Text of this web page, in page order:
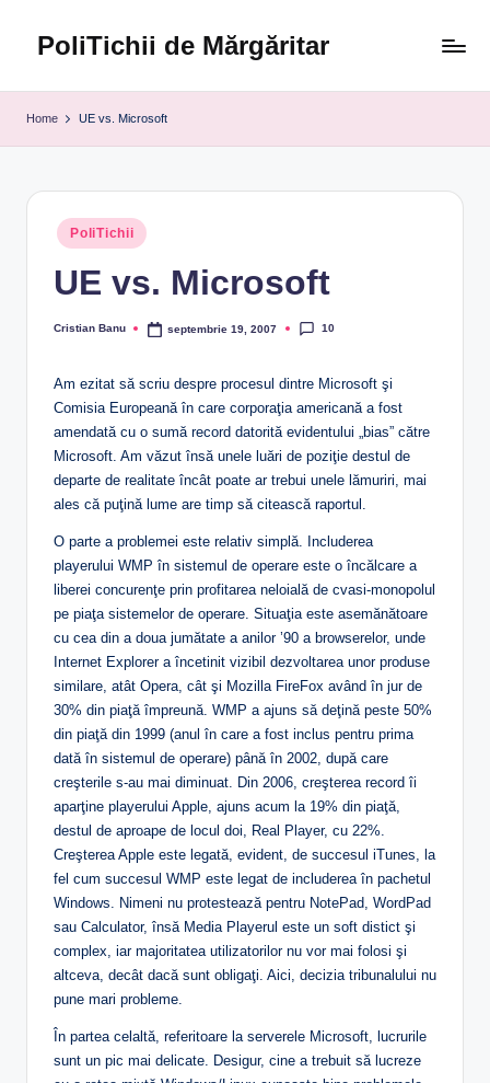
PoliTichii de Mărgăritar
Home UE vs. Microsoft
Posted
in
PoliTichii
UE vs. Microsoft
Posted
Cristian Banu septembrie 19, 2007 10
Am ezitat să scriu despre procesul dintre Microsoft şi
Comisia Europeană în care corporaţia americană a fost
amendată cu o sumă record datorită evidentului „bias” către
Microsoft. Am văzut însă unele luări de poziţie destul de
departe de realitate încât poate ar trebui unele lămuriri, mai
ales că puţină lume are timp să citească raportul.
O parte a problemei este relativ simplă. Includerea
playerului WMP în sistemul de operare este o încălcare a
liberei concurenţe prin profitarea neloială de cvasi-monopolul
pe piaţa sistemelor de operare. Situaţia este asemănătoare
cu cea din a doua jumătate a anilor ’90 a browserelor, unde
Internet Explorer a încetinit vizibil dezvoltarea unor produse
similare, atât Opera, cât şi Mozilla FireFox având în jur de
30% din piaţă împreună. WMP a ajuns să deţină peste 50%
din piaţă din 1999 (anul în care a fost inclus pentru prima
dată în sistemul de operare) până în 2002, după care
creşterile s-au mai diminuat. Din 2006, creşterea record îi
aparţine playerului Apple, ajuns acum la 19% din piaţă,
destul de aproape de locul doi, Real Player, cu 22%.
Creşterea Apple este legată, evident, de succesul iTunes, la
fel cum succesul WMP este legat de includerea în pachetul
Windows. Nimeni nu protestează pentru NotePad, WordPad
sau Calculator, însă Media Playerul este un soft distict şi
complex, iar majoritatea utilizatorilor nu vor mai folosi şi
altceva, decât dacă sunt obligaţi. Aici, decizia tribunalului nu
pune mari probleme.
În partea celaltă, referitoare la serverele Microsoft, lucrurile
sunt un pic mai delicate. Desigur, cine a trebuit să lucreze